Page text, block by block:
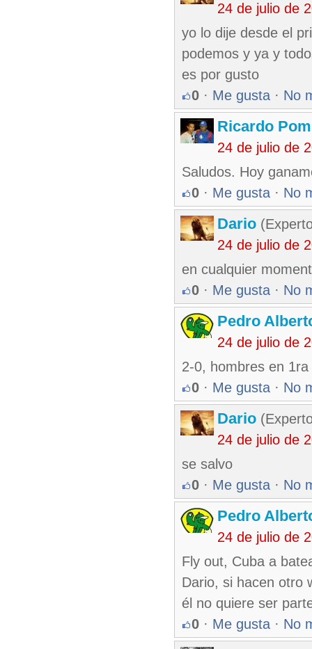
24 de julio de
yo lo dije desde el
podemos y ya y
es por gusto
0 · Me gusta · No
Ricardo
24 de julio de
Saludos. Hoy
0 · Me gusta · No
Dario
24 de julio de
en cualquier
0 · Me gusta · No
Pedro
24 de julio de
2-0, hombres en
0 · Me gusta · No
Dario
24 de julio de
se salvo
0 · Me gusta · No
Pedro
24 de julio de
Fly out, Cuba a
Dario, si hacen otro
él no quiere ser
0 · Me gusta · No